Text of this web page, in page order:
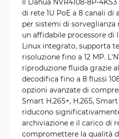
di rete 1U PoE a 8 canali
per sistemi di
un affidabile processore di
Linux integrato, supporta
risoluzione fino a 12 MP.
riproduzione fluida grazie
decodifica fino a 8 flussi
opzioni avanzate di
Smart H.265+, H.265,
riducono
archiviazione e il carico di
compromettere la qualità